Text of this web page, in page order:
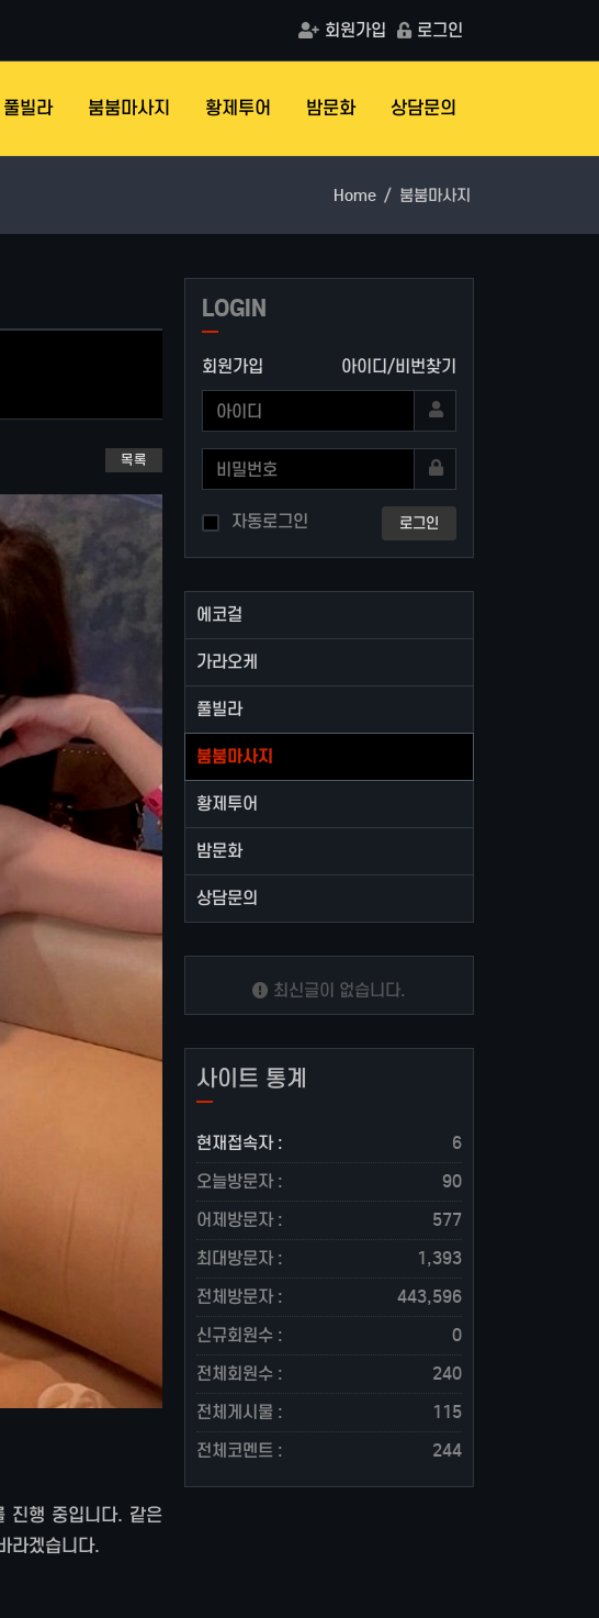
회원가입 로그인
풀빌라 붐붐마사지 황제투어 밤문화 상담문의
Home 붐붐마사지
목록
진행 중입니다. 같은
라겠습니다.
LOGIN
회원가입 아이디/비번찾기
자동로그인 로그인
에코걸
가라오케
풀빌라
붐붐마사지
황제투어
밤문화
상담문의
최신글이 없습니다.
사이트 통계
현재접속자 :
6
오늘방문자 :
90
어제방문자 :
577
최대방문자 :
1,393
전체방문자 :
443,596
신규회원수 :
0
전체회원수 :
240
전체게시물 :
115
전체코멘트 :
244